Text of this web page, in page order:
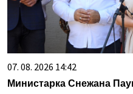
07. 08. 2026 14:42
Министарка Снежана